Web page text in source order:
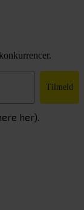
Tilmeld
her).